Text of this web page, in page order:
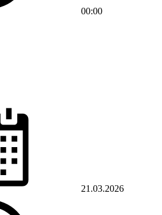
00:00
21.03.2026